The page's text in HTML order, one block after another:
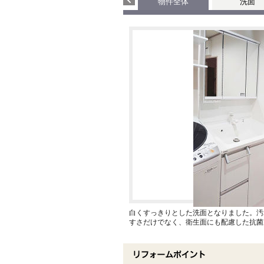
白くすっきりとした洗面となりました。
すさだけでなく、衛生面にも配慮した抗